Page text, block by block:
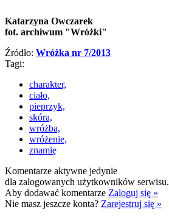
Katarzyna Owczarek
fot. archiwum "Wróżki"
Źródło: Wróżka nr 7/2013
Tagi:
charakter,
ciało,
pieprzyk,
skóra,
wróżba,
wróżenie,
znamię
Komentarze aktywne jedynie
dla zalogowanych użytkowników serwisu.
Aby dodawać komentarze Zaloguj się »
Nie masz jeszcze konta? Zarejestruj się »